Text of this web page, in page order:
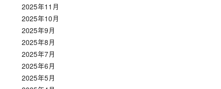
2025年11月
2025年10月
2025年9月
2025年8月
2025年7月
2025年6月
2025年5月